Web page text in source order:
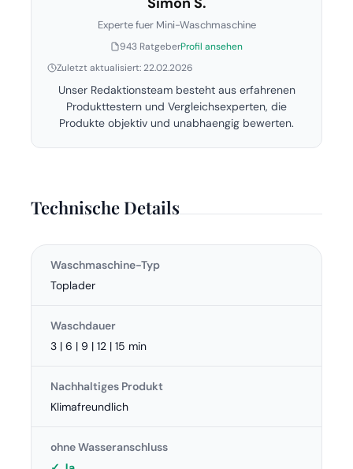
Experte fuer Mini-Waschmaschine
943 RatgeberProfil ansehen
Zuletzt aktualisiert: 22.02.2026
Unser Redaktionsteam besteht aus erfahrenen
Produkttestern und Vergleichsexperten, die
Produkte objektiv und unabhaengig bewerten.
Technische Details
Waschmaschine-Typ
Toplader
Waschdauer
3 | 6 | 9 | 12 | 15 min
Nachhaltiges Produkt
Klimafreundlich
ohne Wasseranschluss